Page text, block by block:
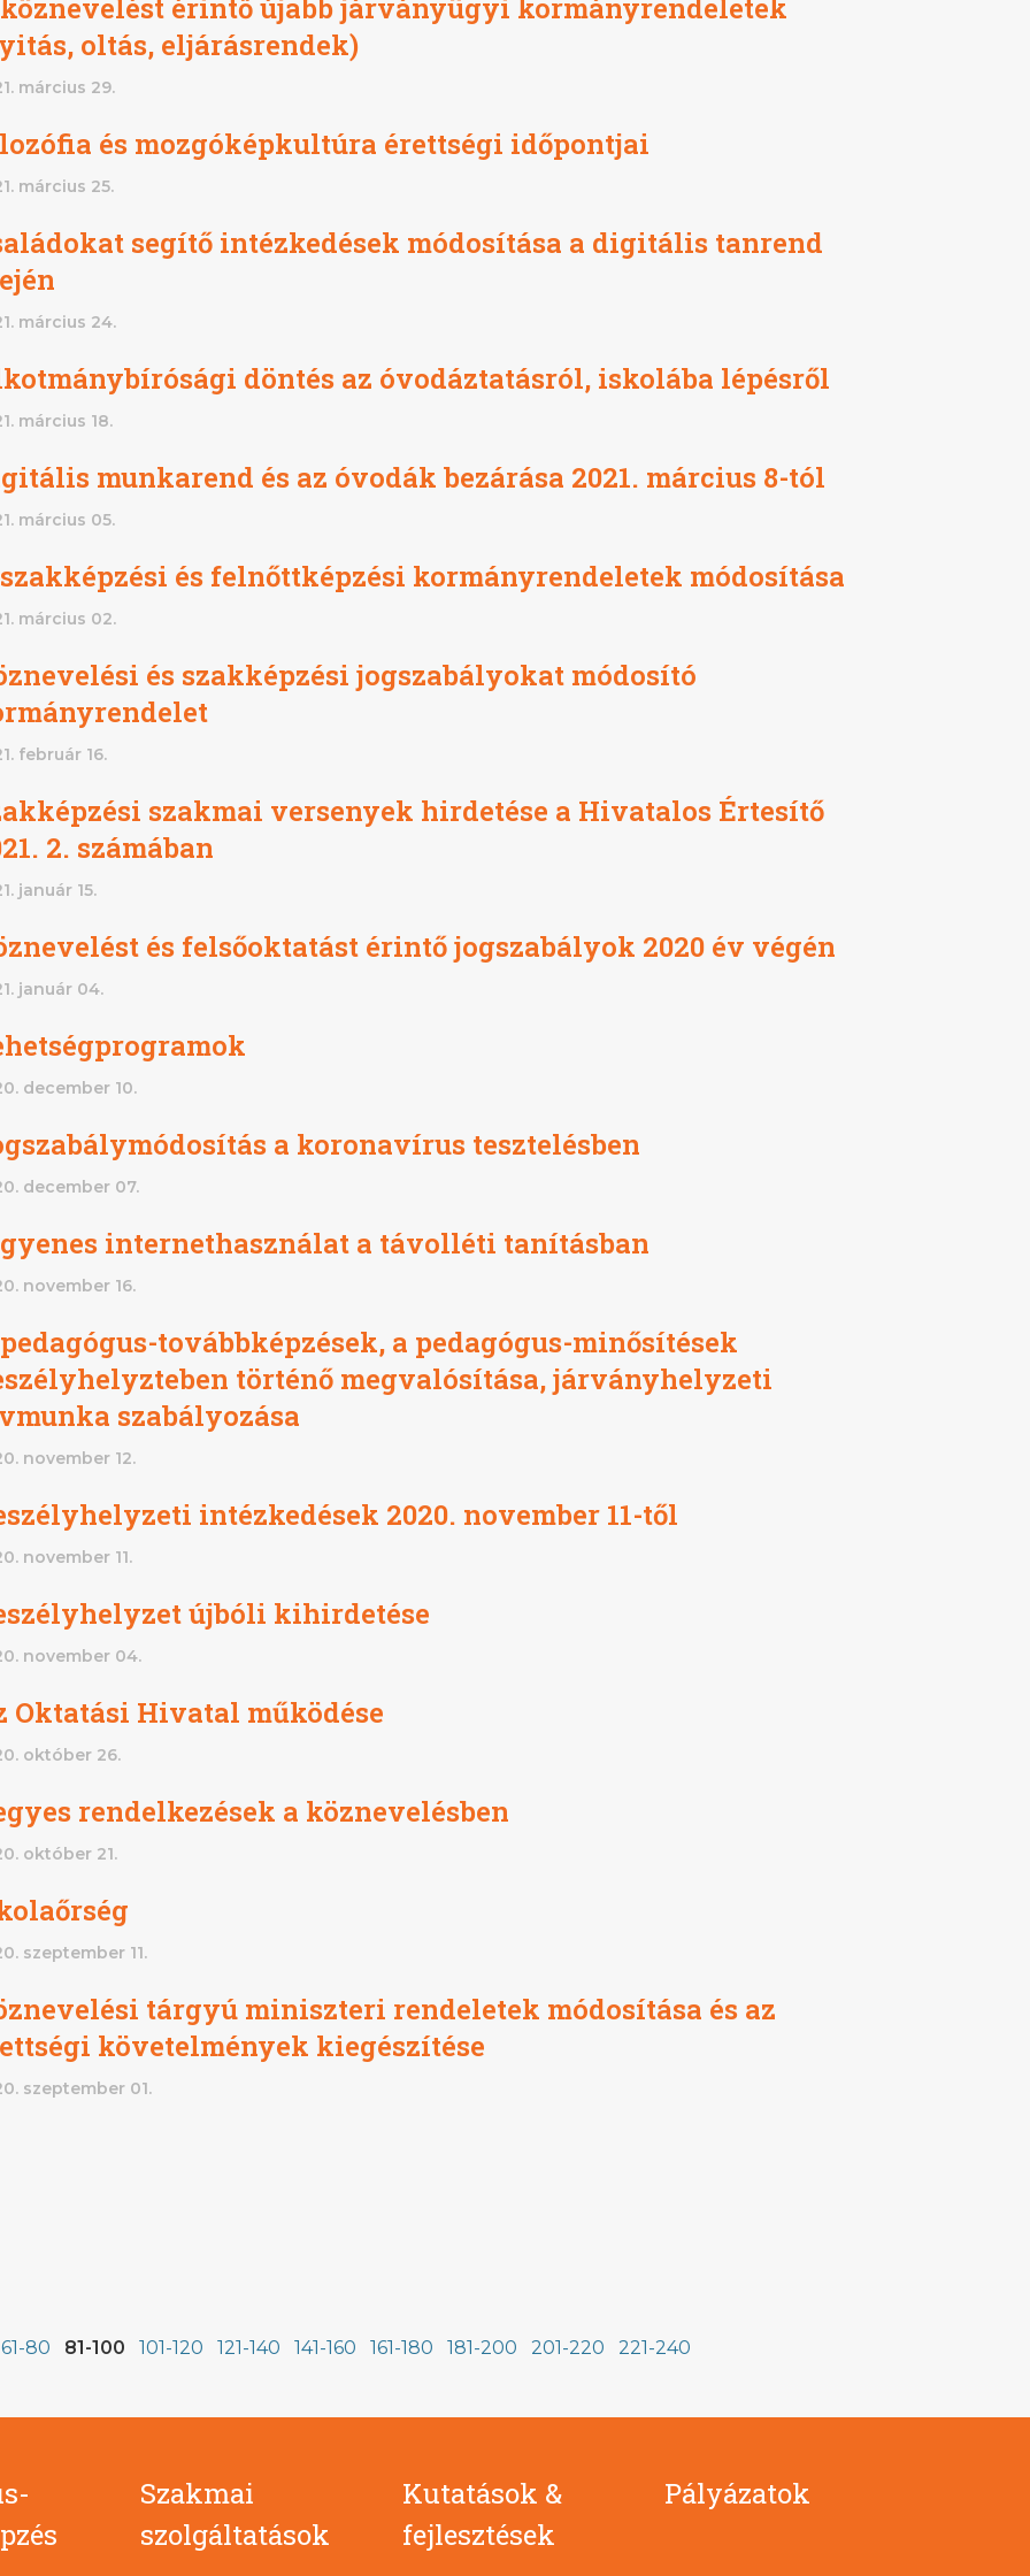
Béri Balogh Ádám
képgaléria
03.
Hatos Ferenc Általános
2026. július 03.
érintő újabb járványügyi kormányrendeletek
oltás, eljárásrendek)
március 29.
és mozgóképkultúra érettségi időpontjai
március 25.
segítő intézkedések módosítása a digitális tanrend
március 24.
döntés az óvodáztatásról, iskolába lépésről
március 18.
munkarend és az óvodák bezárása 2021. március 8-tól
március 05.
és felnőttképzési kormányrendeletek módosítása
március 02.
és szakképzési jogszabályokat módosító
február 16.
szakmai versenyek hirdetése a Hivatalos Értesítő
2. számában
január 15.
és felsőoktatást érintő jogszabályok 2020 év végén
január 04.
december 10.
a koronavírus tesztelésben
december 07.
internethasználat a távolléti tanításban
november 16.
továbbképzések, a pedagógus-minősítések
történő megvalósítása, járványhelyzeti
szabályozása
november 12.
intézkedések 2020. november 11-től
november 11.
újbóli kihirdetése
november 04.
Oktatási Hivatal működése
október 26.
rendelkezések a köznevelésben
október 21.
szeptember 11.
tárgyú miniszteri rendeletek módosítása és az
követelmények kiegészítése
szeptember 01.
61-80 81-100 101-120 121-140 141-160 161-180 181-200 201-220 221-240
Szakmai
szolgáltatások
Kutatások &
fejlesztések
Pályázatok